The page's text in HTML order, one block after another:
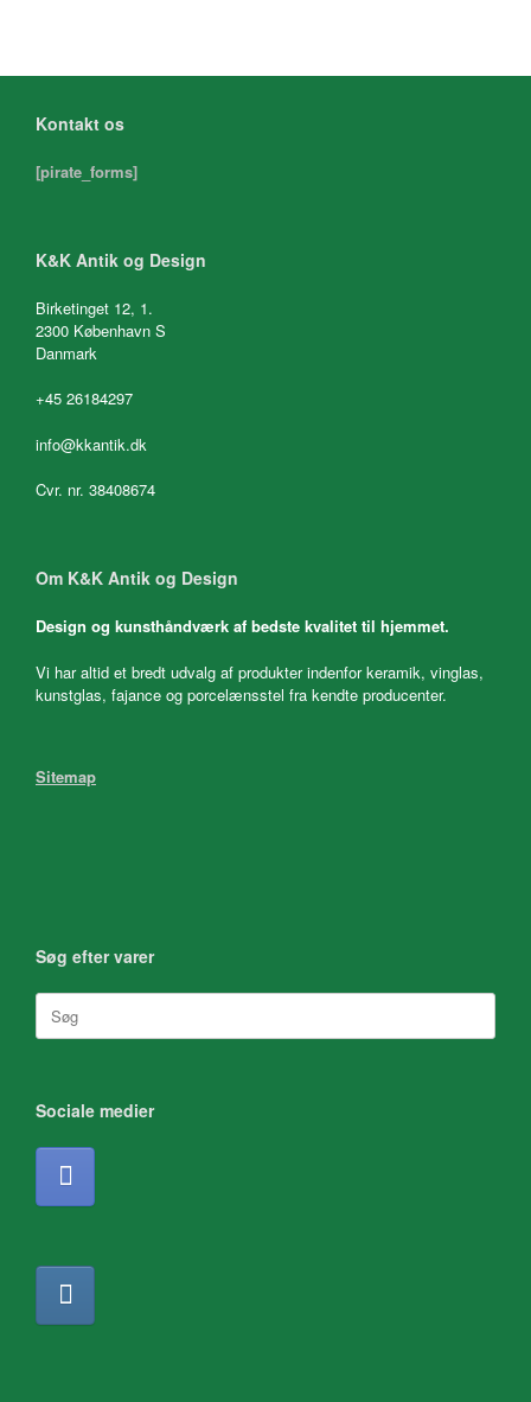
Kontakt os
[pirate_forms]
K&K Antik og Design
Birketinget 12, 1.
2300 København S
Danmark
+45 26184297
info@kkantik.dk
Cvr. nr. 38408674
Om K&K Antik og Design
Design og kunsthåndværk af bedste kvalitet til hjemmet.
Vi har altid et bredt udvalg af produkter indenfor keramik, vinglas,
kunstglas, fajance og porcelænsstel fra kendte producenter.
Sitemap
Søg efter varer
Søg
efter:
Sociale medier